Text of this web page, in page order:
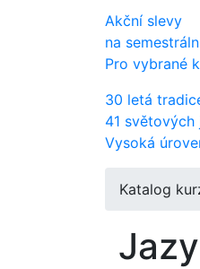
Akční slevy
na
Pro vybrané
30 letá
41 světových
Vysoká
Katalog